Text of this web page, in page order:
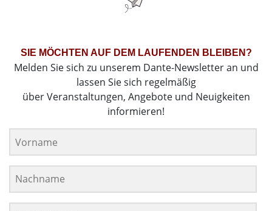
SIE MÖCHTEN AUF DEM LAUFENDEN BLEIBEN?
Melden Sie sich zu unserem Dante-Newsletter an und
lassen Sie sich regelmäßig
über Veranstaltungen, Angebote und Neuigkeiten
informieren!